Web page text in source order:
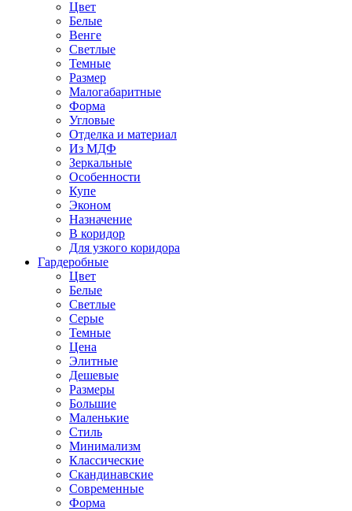
Цвет
Белые
Венге
Светлые
Темные
Размер
Малогабаритные
Форма
Угловые
Отделка и материал
Из МДФ
Зеркальные
Особенности
Купе
Эконом
Назначение
В коридор
Для узкого коридора
Гардеробные
Цвет
Белые
Светлые
Серые
Темные
Цена
Элитные
Дешевые
Размеры
Большие
Маленькие
Стиль
Минимализм
Классические
Скандинавские
Современные
Форма